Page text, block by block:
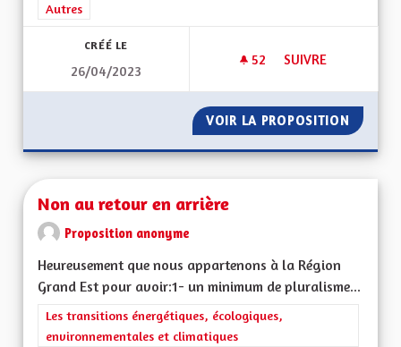
Filtrer les résultats de la catégorie : Autres
Autres
CRÉÉ LE
26/04/2023
52 52 ABONNÉS
SUIVRE
VOIR LA PROPOSITION UNE
Non au retour en arrière
Proposition anonyme
Heureusement que nous appartenons à la Région
Grand Est pour avoir:1- un minimum de pluralisme...
Filtrer les résultats de la catégorie : Les transitions
Les transitions énergétiques, écologiques,
environnementales et climatiques